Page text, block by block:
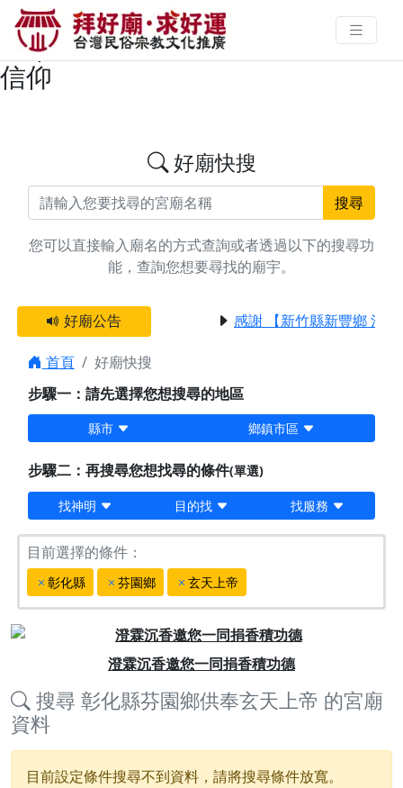
搜尋彰化縣芬園鄉玄天上帝廟宇資
料 | 拜好廟求好運 找到與您有緣的
信仰
好廟快搜
搜尋
您可以直接輸入廟名的方式查詢或者透過以下的搜尋功
能，查詢您想要尋找的廟宇。
好廟公告 感謝 【新竹縣新豐鄉 池
首頁
好廟快搜
步驟一：請先選擇您想搜尋的地區
縣市 鄉鎮市區
步驟二：再搜尋您想找尋的條件(單選)
找神明 目的找 找服務
目前選擇的條件：
彰化縣 芬園鄉 玄天上帝
澄霖沉香邀您一同捐香積功德
搜尋 彰化縣芬園鄉供奉玄天上帝 的宮廟
資料
目前設定條件搜尋不到資料，請將搜尋條件放寬。